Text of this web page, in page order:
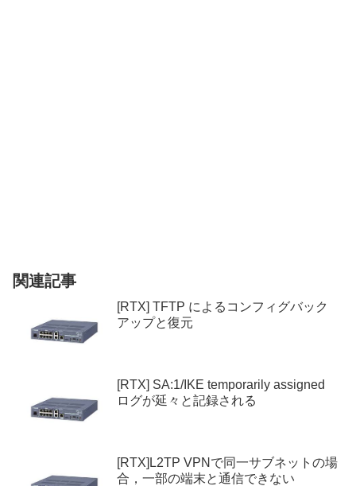
関連記事
[RTX] TFTP によるコンフィグバック
アップと復元
[RTX] SA:1/IKE temporarily assigned
ログが延々と記録される
[RTX]L2TP VPNで同一サブネットの場
合，一部の端末と通信できない